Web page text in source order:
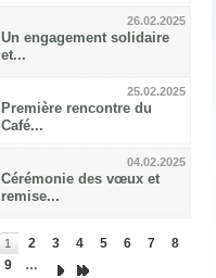
26.02.2025
Un engagement solidaire
et...
25.02.2025
Première rencontre du
Café...
04.02.2025
Cérémonie des vœux et
remise...
1 2 3 4 5 6 7
8
9
…